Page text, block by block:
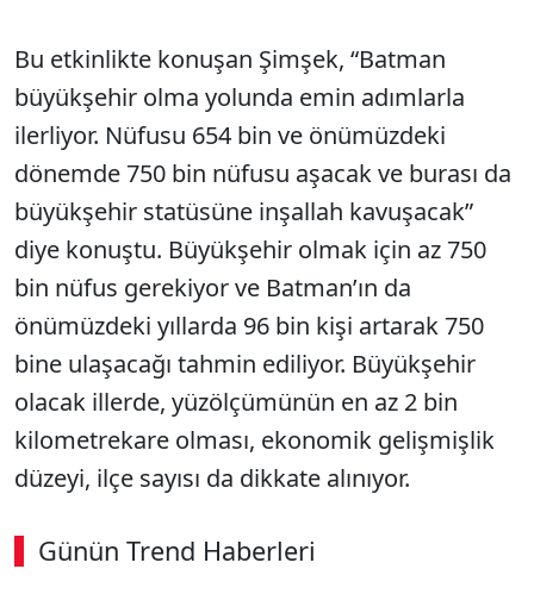
Bu etkinlikte konuşan Şimşek, “Batman
büyükşehir olma yolunda emin adımlarla
ilerliyor. Nüfusu 654 bin ve önümüzdeki
dönemde 750 bin nüfusu aşacak ve burası da
büyükşehir statüsüne inşallah kavuşacak”
diye konuştu. Büyükşehir olmak için az 750
bin nüfus gerekiyor ve Batman’ın da
önümüzdeki yıllarda 96 bin kişi artarak 750
bine ulaşacağı tahmin ediliyor. Büyükşehir
olacak illerde, yüzölçümünün en az 2 bin
kilometrekare olması, ekonomik gelişmişlik
düzeyi, ilçe sayısı da dikkate alınıyor.
Günün Trend Haberleri